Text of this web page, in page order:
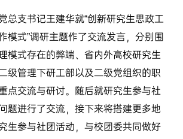
总支书记王建华就“创新研究生思政工
模式”调研主题作了交流发言，分别围
模式存在的弊端、省内外高校研究生
级管理下研工部以及二级党组织的职
点交流与研讨。随后就研究生参与社
题进行了交流，接下来将搭建更多地
生参与社团活动，与校团委共同做好